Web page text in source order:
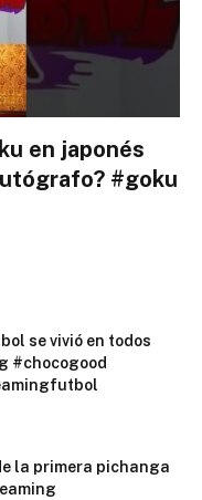
en japonés
#goku
se vivió en todos
#chocogood
la primera pichanga